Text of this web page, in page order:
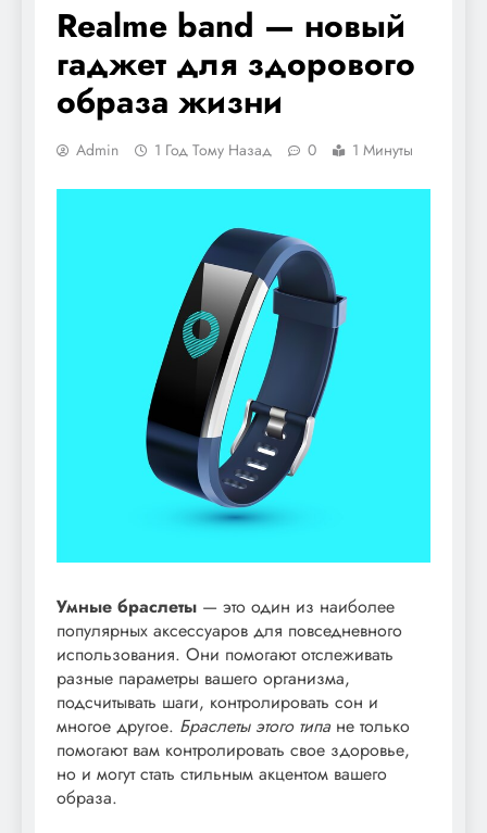
Realme band — новый
гаджет для здорового
образа жизни
Admin 1 Год Тому Назад 0 1 Минуты
Умные браслеты — это один из наиболее
популярных аксессуаров для повседневного
использования. Они помогают отслеживать
разные параметры вашего организма,
подсчитывать шаги, контролировать сон и
многое другое. Браслеты этого типане только
помогают вам контролировать свое здоровье,
но и могут стать стильным акцентом вашего
образа.